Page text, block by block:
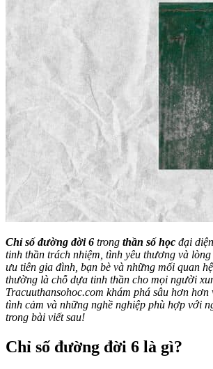
Chỉ số đường đời 6 trong thần số học đại
tinh thần trách nhiệm, tình yêu thương và
ưu tiên gia đình, bạn bè và những mối quan
thường là chỗ dựa tinh thần cho mọi người
Tracuuthansohoc.com khám phá sâu hơn hơn
tình cảm và những nghề nghiệp phù hợp với
trong bài viết sau!
Chỉ số đường đời 6 là gì?